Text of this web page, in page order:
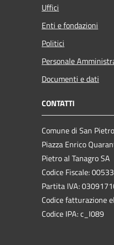
Uffici
Enti e fondazioni
Politici
Personale
Documenti e dati
CONTATTI
Comune di San
Piazza Enrico
Pietro al Tanagro SA
Codice Fiscale:
Partita IVA:
Codice fatturazione
Codice IPA: c_I089